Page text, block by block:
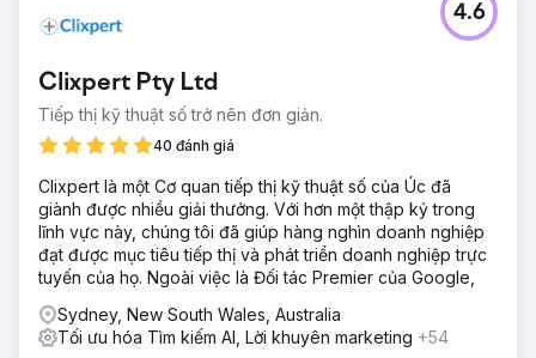
Clixpert Pty Ltd
Tiếp thị kỹ thuật số trở nên đơn giản.
40 đánh giá
4.6
Clixpert là một Cơ quan tiếp thị kỹ thuật số của Úc đã
giành được nhiều giải thưởng. Với hơn một thập kỷ trong
lĩnh vực này, chúng tôi đã giúp hàng nghìn doanh nghiệp
đạt được mục tiêu tiếp thị và phát triển doanh nghiệp trực
tuyến của họ. Ngoài việc là Đối tác Premier của Google,
Sydney, New South Wales, Australia
Tối ưu hóa Tìm kiếm AI, Lời khuyên marketing +54